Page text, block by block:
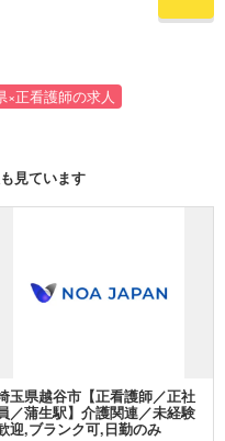
×正看護師の求人
見ています
玉県越谷市【正看護師／正社
／蒲生駅】介護関連／未経験
迎,ブランク可,日勤のみ